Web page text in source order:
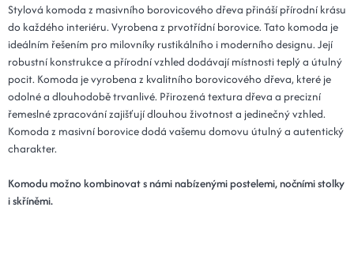
Stylová komoda z masivního borovicového dřeva přináší přírodní krásu
do každého interiéru. Vyrobena z prvotřídní borovice. Tato komoda je
ideálním řešením pro milovníky rustikálního i moderního designu. Její
robustní konstrukce a přírodní vzhled dodávají místnosti teplý a útulný
pocit. Komoda je vyrobena z kvalitního borovicového dřeva, které je
odolné a dlouhodobě trvanlivé. Přirozená textura dřeva a precizní
řemeslné zpracování zajišťují dlouhou životnost a jedinečný vzhled.
Komoda z masivní borovice dodá vašemu domovu útulný a autentický
charakter.
Komodu možno kombinovat s námi nabízenými postelemi, nočními stolky
i skříněmi.